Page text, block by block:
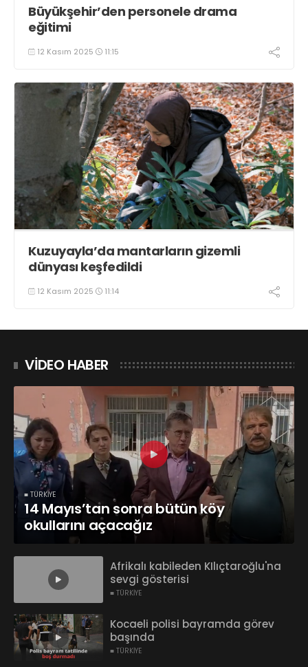
Büyükşehir’den personele drama
eğitimi
12 Kasım 2025 11:15
Kuzuyayla’da mantarların gizemli
dünyası keşfedildi
12 Kasım 2025 11:14
VİDEO HABER
■ TÜRKİYE
14 Mayıs’tan sonra bütün köy
okullarını açacağız
Afrikalı kabileden KIlıçtaroğlu'na
sevgi gösterisi
■ TÜRKİYE
Kocaeli polisi bayramda görev
başında
■ TÜRKİYE